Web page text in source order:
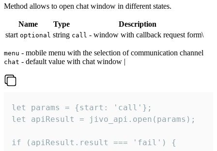
Method allows to open chat window in different states.
Name Type
Description
start optional string call - window with callback request form\
menu - mobile menu with the selection of communication channel
chat - default value with chat window |
let params = {start: 'call'};
let apiResult = jivo_api.open(params);
if (apiResult.result === 'fail') {